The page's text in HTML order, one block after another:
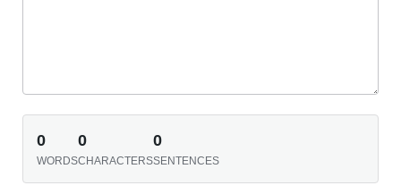
0
WORDS
0
CHARACTERS
0
SENTENCES